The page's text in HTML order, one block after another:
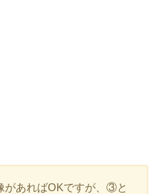
あればOKですが、③と